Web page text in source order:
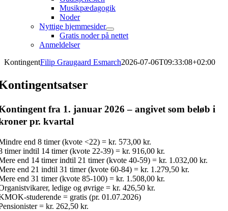
Musikpædagogik
Noder
Nyttige hjemmesider
Gratis noder på nettet
Anmeldelser
KontingentFilip Graugaard Esmarch2026-07-06T09:33:08+02:00
fra 1. januar 2026 – angivet som beløb i
pr. kvartal
end 8 timer (kvote <22) = kr. 573,00 kr.
timer indtil 14 timer (kvote 22-39) = kr. 916,00 kr.
end 14 timer indtil 21 timer (kvote 40-59) = kr. 1.032,00 kr.
end 21 indtil 31 timer (kvote 60-84) = kr. 1.279,50 kr.
end 31 timer (kvote 85-100) = kr. 1.508,00 kr.
ledige og øvrige = kr. 426,50 kr.
studerende = gratis (pr. 01.07.2026)
= kr. 262,50 kr.